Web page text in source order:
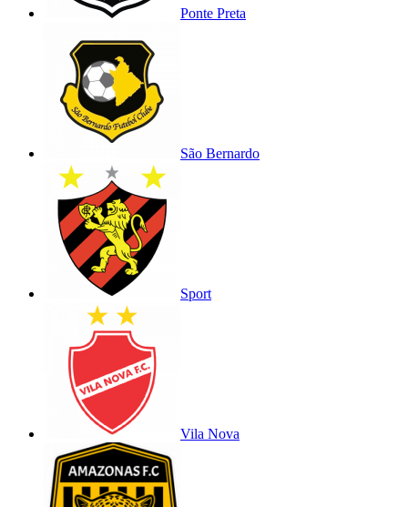
Ponte Preta
São Bernardo
Sport
Vila Nova